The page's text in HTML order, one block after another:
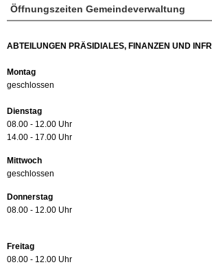
Öffnungszeiten Gemeindeverwaltung
ABTEILUNGEN PRÄSIDIALES, FINANZEN UND
Montag
geschlossen
Dienstag
08.00 - 12.00 Uhr
14.00 - 17.00 Uhr
Mittwoch
geschlossen
Donnerstag
08.00 - 12.00 Uhr
Freitag
08.00 - 12.00 Uhr